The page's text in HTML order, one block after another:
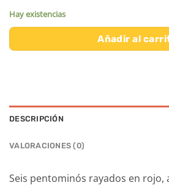
Hay existencias
Añadir al
DESCRIPCIÓN
VALORACIONES (0)
Seis pentominós rayados en rojo,